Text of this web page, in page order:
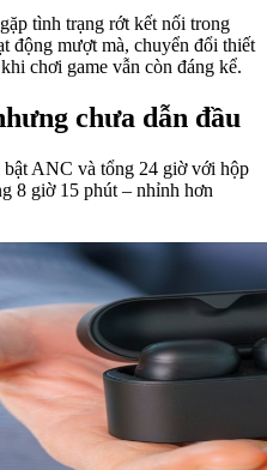
tình trạng rớt kết nối trong
động mượt mà, chuyển đổi thiết
chơi game vẫn còn đáng kể.
chưa dẫn đầu
ANC và tổng 24 giờ với hộp
8 giờ 15 phút – nhỉnh hơn